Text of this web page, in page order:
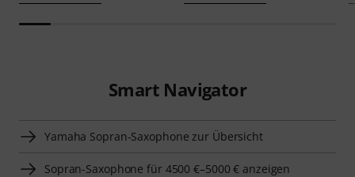
Smart Navigator
Yamaha Sopran-Saxophone zur Übersicht
Sopran-Saxophone für 4500 €–5000 € anzeigen